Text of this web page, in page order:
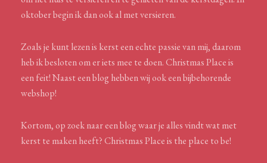
oktober begin ik dan ook al met versieren.
Zoals je kunt lezen is kerst een echte passie van mij, daarom
heb ik besloten om er iets mee te doen. Christmas Place is
een feit! Naast een blog hebben wij ook een bijbehorende
webshop!
Kortom, op zoek naar een blog waar je alles vindt wat met
kerst te maken heeft? Christmas Place is the place to be!